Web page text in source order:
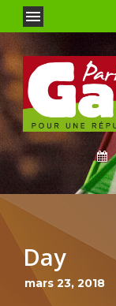
Day
mars 23, 2018